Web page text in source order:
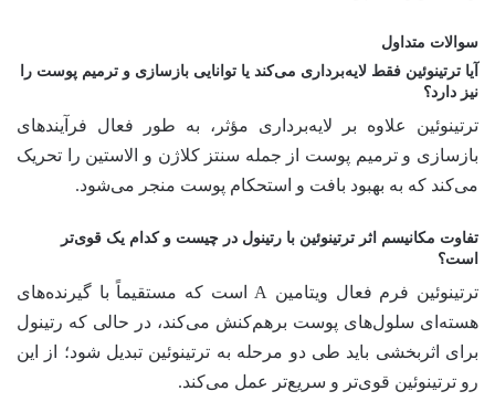
سوالات متداول
آیا ترتینوئین فقط لایه‌برداری می‌کند یا توانایی بازسازی و ترمیم پوست را
نیز دارد؟
ترتینوئین علاوه بر لایه‌برداری مؤثر، به طور فعال فرآیندهای
بازسازی و ترمیم پوست از جمله سنتز کلاژن و الاستین را تحریک
می‌کند که به بهبود بافت و استحکام پوست منجر می‌شود.
تفاوت مکانیسم اثر ترتینوئین با رتینول در چیست و کدام یک قوی‌تر
است؟
ترتینوئین فرم فعال ویتامین A است که مستقیماً با گیرنده‌های
هسته‌ای سلول‌های پوست برهم‌کنش می‌کند، در حالی که رتینول
برای اثربخشی باید طی دو مرحله به ترتینوئین تبدیل شود؛ از این
رو ترتینوئین قوی‌تر و سریع‌تر عمل می‌کند.